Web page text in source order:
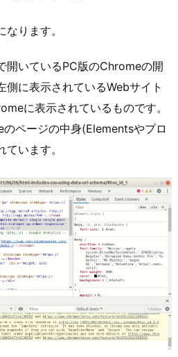
ります。
開いているPC版のChromeの開
側に表示されているWebサイト
に表示されているものです。
ページの中身(Elementsやプロ
います。